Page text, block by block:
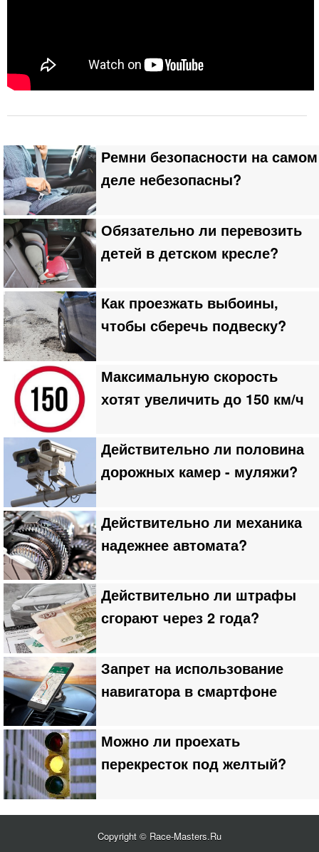
Ремни безопасности на самом
деле небезопасны?
Обязательно ли перевозить
детей в детском кресле?
Как проезжать выбоины,
чтобы сберечь подвеску?
Максимальную скорость
хотят увеличить до 150 км/ч
Действительно ли половина
дорожных камер - муляжи?
Действительно ли механика
надежнее автомата?
Действительно ли штрафы
сгорают через 2 года?
Запрет на использование
навигатора в смартфоне
Можно ли проехать
перекресток под желтый?
Copyright © Race-Masters.Ru